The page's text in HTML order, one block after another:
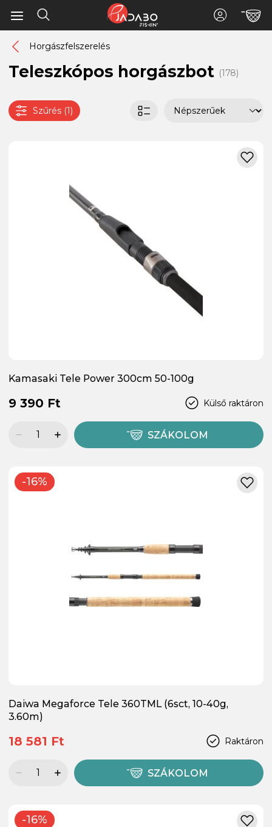
Horgászfelszerelés
Teleszkópos horgászbot (178)
Szűrés (1)
Kamasaki Tele Power 300cm 50-100g
Külső raktáron
9 390 Ft
SZÁKOLOM
-16%
Daiwa Megaforce Tele 360TML (6sct, 10-40g,
3.60m)
Raktáron
18 581 Ft
SZÁKOLOM
-16%